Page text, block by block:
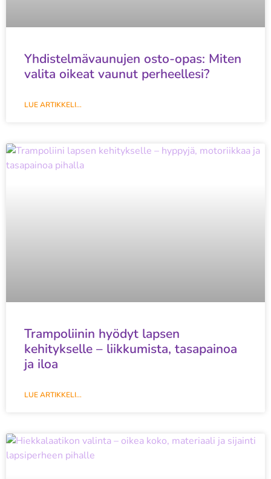
Yhdistelmävaunujen osto-opas: Miten
valita oikeat vaunut perheellesi?
LUE ARTIKKELI...
Trampoliinin hyödyt lapsen
kehitykselle – liikkumista, tasapainoa
ja iloa
LUE ARTIKKELI...